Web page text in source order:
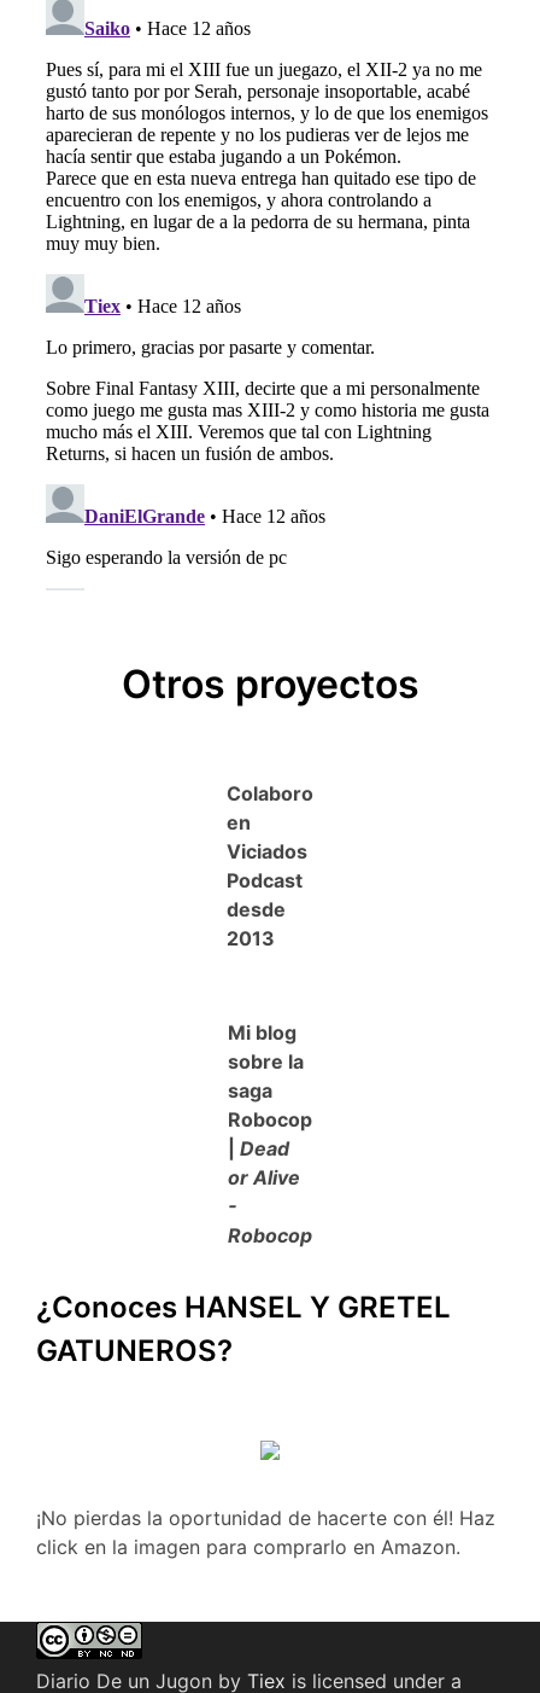
Otros proyectos
Colaboro
en
Viciados
Podcast
desde
2013
Mi blog
sobre la
saga
Robocop
Dead
or Alive
-
Robocop
¿Conoces HANSEL Y GRETEL
GATUNEROS?
¡No pierdas la oportunidad de hacerte con él! Haz
click en la imagen para comprarlo en Amazon.
Diario De un Jugon by Tiex is licensed under a